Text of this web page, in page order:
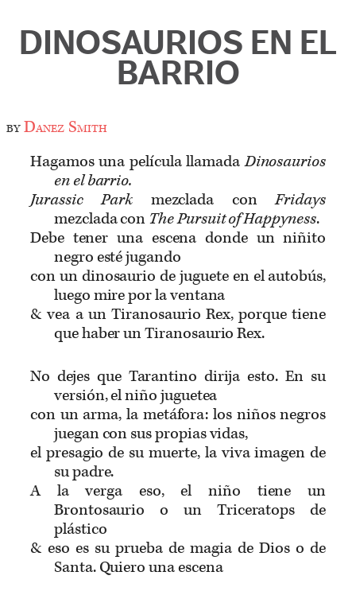
DINOSAURIOS EN EL
BARRIO
byDanez Smith
Hagamos una película llamadaDinosaurios
en el barrio.
Jurassic Parkmezclada conFridays
mezclada conThe Pursuit of Happyness.
Debe tener una escena donde un niñito
negro esté jugando
con un dinosaurio de juguete en el autobús,
luego mire por la ventana
& vea a un Tiranosaurio Rex, porque tiene
que haber un Tiranosaurio Rex.
No dejes que Tarantino dirija esto. En su
versión, el niño juguetea
con un arma, la metáfora: los niños negros
juegan con sus propias vidas,
el presagio de su muerte, la viva imagen de
su padre.
A la verga eso, el niño tiene un
Brontosaurio o un Triceratops de
plástico
& eso es su prueba de magia de Dios o de
Santa. Quiero una escena